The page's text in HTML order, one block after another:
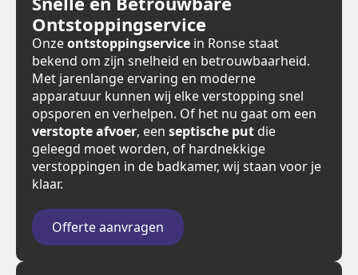
Ontstoppingservice
Onzeontstoppingservice in Ronse staat
bekend om zijn snelheid en betrouwbaarheid.
Met jarenlange ervaring en moderne
apparatuur kunnen wij elke verstopping snel
opsporen en verhelpen. Of het nu gaat om een
verstopte afvoer, een septische put die
geleegd moet worden, of hardnekkige
verstoppingen in de badkamer, wij staan voor je
klaar.
Offerte aanvragen